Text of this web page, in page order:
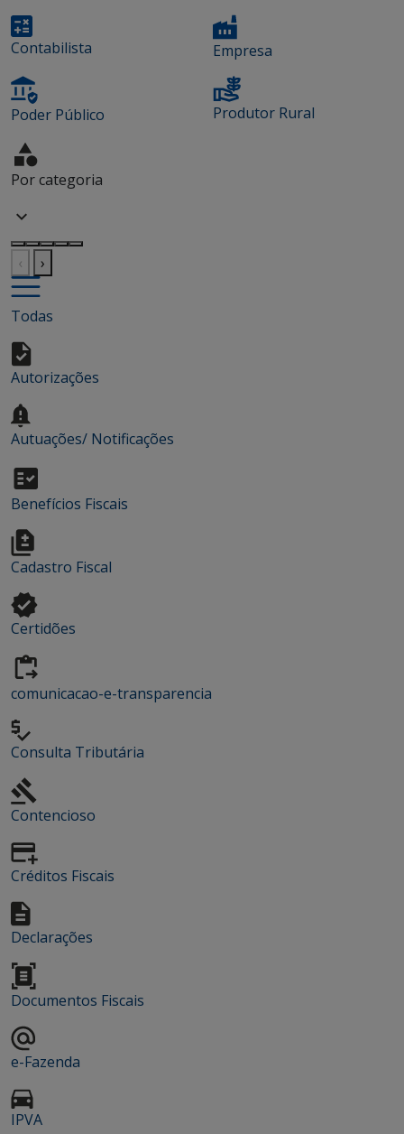
Contabilista Empresa
Poder Público Produtor Rural
Por categoria
‹ ›
Todas
Autorizações
Autuações/ Notificações
Benefícios Fiscais
Cadastro Fiscal
Certidões
comunicacao-e-transparencia
Consulta Tributária
Contencioso
Créditos Fiscais
Declarações
Documentos Fiscais
e-Fazenda
IPVA